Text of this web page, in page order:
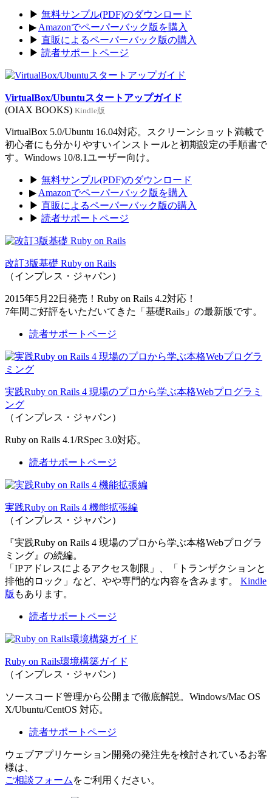
▶ 無料サンプル(PDF)のダウンロード
▶ Amazonでペーパーバック版を購入
▶ 直販によるペーパーバック版の購入
▶ 読者サポートページ
VirtualBox/Ubuntuスタートアップガイド
(OIAX BOOKS) Kindle版
VirtualBox 5.0/Ubuntu 16.04対応。スクリーンショット満載で
初心者にも分かりやすいインストールと初期設定の手順書で
す。Windows 10/8.1ユーザー向け。
▶ 無料サンプル(PDF)のダウンロード
▶ Amazonでペーパーバック版を購入
▶ 直販によるペーパーバック版の購入
▶ 読者サポートページ
改訂3版基礎 Ruby on Rails
（インプレス・ジャパン）
2015年5月22日発売！Ruby on Rails 4.2対応！
7年間ご好評をいただいてきた「基礎Rails」の最新版です。
読者サポートページ
実践Ruby on Rails 4 現場のプロから学ぶ本格Webプログラミ
ング
（インプレス・ジャパン）
Ruby on Rails 4.1/RSpec 3.0対応。
読者サポートページ
実践Ruby on Rails 4 機能拡張編
（インプレス・ジャパン）
『実践Ruby on Rails 4 現場のプロから学ぶ本格Webプログラ
ミング』の続編。
「IPアドレスによるアクセス制限」、「トランザクションと
排他的ロック」など、やや専門的な内容を含みます。 Kindle
版 もあります。
読者サポートページ
Ruby on Rails環境構築ガイド
（インプレス・ジャパン）
ソースコード管理から公開まで徹底解説。Windows/Mac OS
X/Ubuntu/CentOS 対応。
読者サポートページ
ウェブアプリケーション開発の発注先を検討されているお客
様は、
ご相談フォーム をご利用ください。